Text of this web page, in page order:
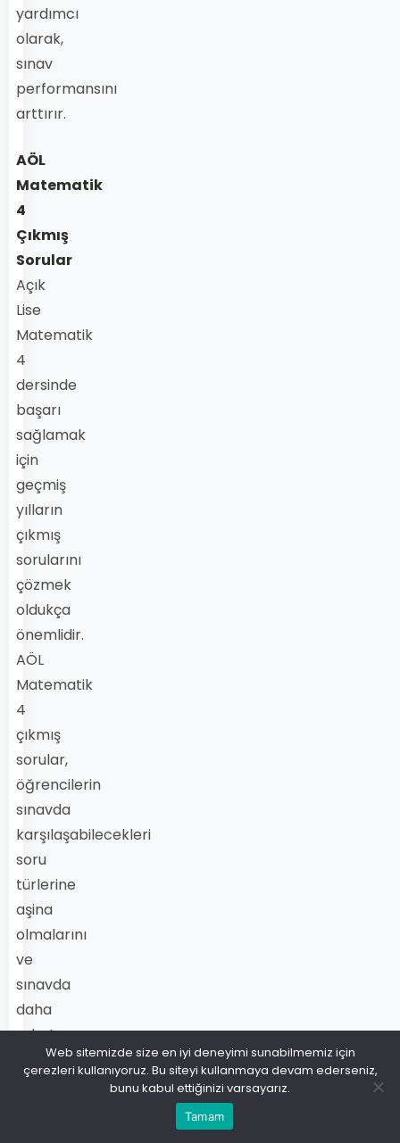
yardımcı
olarak,
sınav
performansını
arttırır.
AÖL
Matematik
4
Çıkmış
Sorular
Açık
Lise
Matematik
4
dersinde
başarı
sağlamak
için
geçmiş
yılların
çıkmış
sorularını
çözmek
oldukça
önemlidir.
AÖL
Matematik
4
çıkmış
sorular,
öğrencilerin
sınavda
karşılaşabilecekleri
soru
türlerine
aşina
olmalarını
ve
sınavda
daha
rahat
Web sitemizde size en iyi deneyimi sunabilmemiz için
çerezleri kullanıyoruz. Bu siteyi kullanmaya devam ederseniz,
bunu kabul ettiğinizi varsayarız.
Tamam